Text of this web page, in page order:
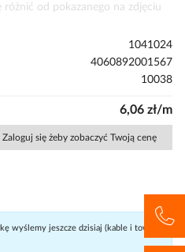
różnić od pokazanego na zdjęciu
1041024
4060892001567
10038
6,06 zł/m
Zaloguj się żeby zobaczyć Twoją cenę
wyślemy jeszcze dzisiaj (kable i towary